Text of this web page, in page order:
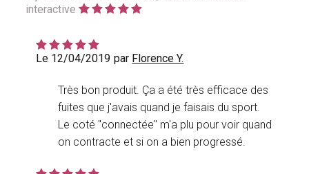
interactive
Le 12/04/2019 par Florence Y.
Très bon produit. Ça a été très efficace des
fuites que j'avais quand je faisais du sport.
Le coté "connectée" m'a plu pour voir quand
on contracte et si on a bien progressé.